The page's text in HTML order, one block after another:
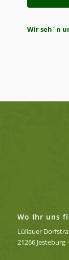
Wir seh´n
Wo Ihr uns
Lüllauer
21266 Jesteburg